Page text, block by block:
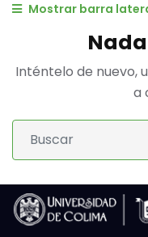
Mostrar barra
Inténtelo de nuevo,
a